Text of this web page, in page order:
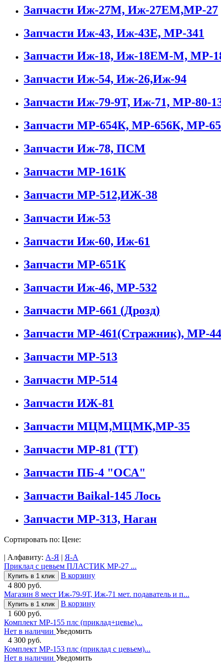
Запчасти Иж-27М, Иж-27ЕМ,МР-27
Запчасти Иж-43, Иж-43Е, МР-341
Запчасти Иж-18, Иж-18ЕМ-М, МР-
Запчасти Иж-54, Иж-26,Иж-94
Запчасти Иж-79-9Т, Иж-71, МР-80-
Запчасти МР-654К, МР-656К, МР-
Запчасти Иж-78, ПСМ
Запчасти МР-161К
Запчасти МР-512,ИЖ-38
Запчасти Иж-53
Запчасти Иж-60, Иж-61
Запчасти МР-651К
Запчасти Иж-46, МР-532
Запчасти МР-661 (Дрозд)
Запчасти МР-461(Стражник), МР-
Запчасти МР-513
Запчасти МР-514
Запчасти ИЖ-81
Запчасти МЦМ,МЦМК,МР-35
Запчасти МР-81 (ТТ)
Запчасти ПБ-4 "ОСА"
Запчасти Baikal-145 Лось
Запчасти МР-313, Наган
Сортировать по: Цене:
| Алфавиту: А-Я
Я-А
Приклад с цевьем ПЛАСТИК МР-27 ...
Купить в 1 клик
В корзину
4 800 руб.
Магазин 8 мест Иж-79-9Т, Иж-71 мет. подаватель и п...
Купить в 1 клик
В корзину
1 600 руб.
Комплект МР-155 плс (приклад+цевье)...
Нет в наличии Уведомить
4 300 руб.
Комплект МР-153 плс (приклад с цевьем)...
Нет в наличии Уведомить